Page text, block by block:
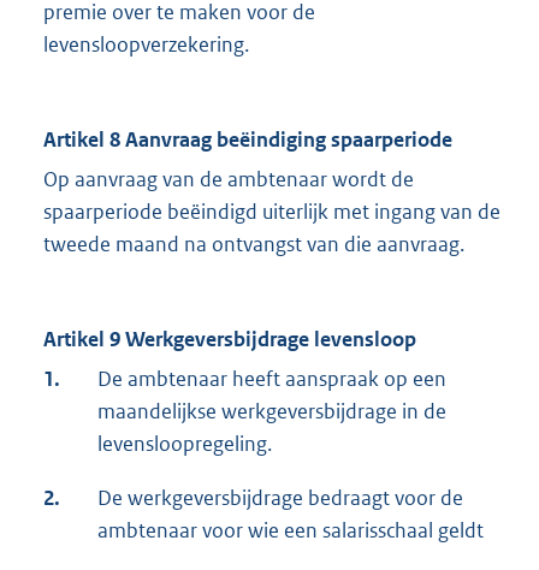
premie over te maken voor de
levensloopverzekering.
Artikel 8 Aanvraag beëindiging spaarperiode
Op aanvraag van de ambtenaar wordt de
spaarperiode beëindigd uiterlijk met ingang van de
tweede maand na ontvangst van die aanvraag.
Artikel 9 Werkgeversbijdrage levensloop
1.
De ambtenaar heeft aanspraak op een
maandelijkse werkgeversbijdrage in de
levensloopregeling.
2.
De werkgeversbijdrage bedraagt voor de
ambtenaar voor wie een salarisschaal geldt